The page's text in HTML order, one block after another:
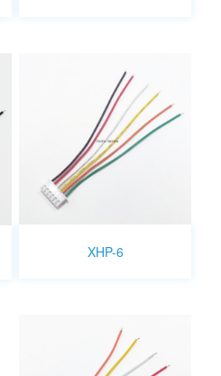
XHP-6